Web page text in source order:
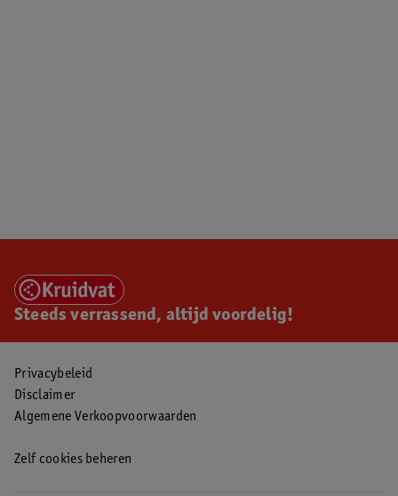
Steeds verrassend, altijd voordelig!
Privacybeleid
Disclaimer
Algemene Verkoopvoorwaarden
Zelf cookies beheren